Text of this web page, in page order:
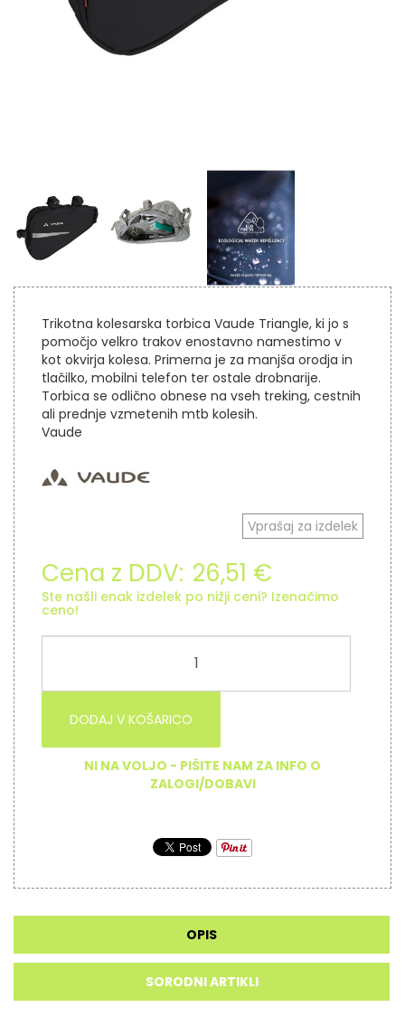
Trikotna kolesarska torbica Vaude Triangle, ki jo s
pomočjo velkro trakov enostavno namestimo v
kot okvirja kolesa. Primerna je za manjša orodja in
tlačilko, mobilni telefon ter ostale drobnarije.
Torbica se odlično obnese na vseh treking, cestnih
ali prednje vzmetenih mtb kolesih.
Vaude
Vprašaj za izdelek
Cena z DDV: 26,51 €
Ste našli enak izdelek po nižji ceni? Izenačimo
ceno!
DODAJ V KOŠARICO
NI NA VOLJO - PIŠITE NAM ZA INFO O
ZALOGI/DOBAVI
OPIS
SORODNI ARTIKLI